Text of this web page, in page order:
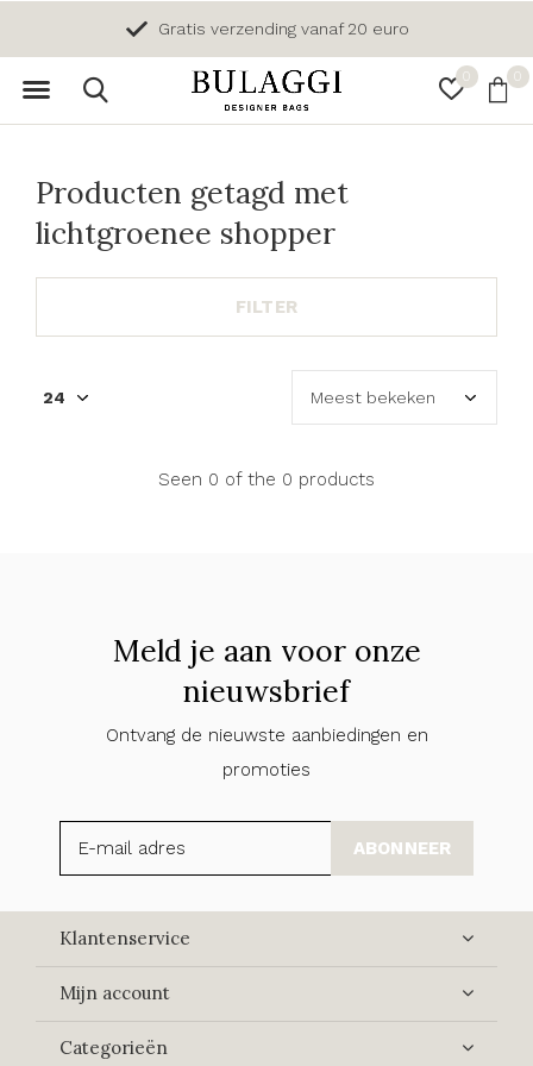
0 0
Gratis verzending vanaf 20 euro
Producten getagd met
lichtgroenee shopper
FILTER
Seen 0 of the 0 products
Meld je aan voor onze
nieuwsbrief
Ontvang de nieuwste aanbiedingen en
promoties
ABONNEER
Klantenservice
Mijn account
Categorieën